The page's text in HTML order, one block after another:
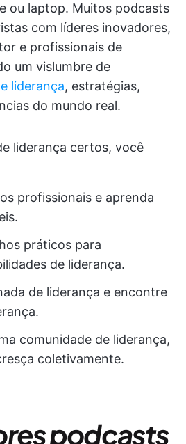
ou laptop. Muitos podcasts
com líderes inovadores,
e profissionais de
um vislumbre de
liderança, estratégias,
do mundo real.
liderança certos, você
profissionais e aprenda
práticos para
de liderança.
de liderança e encontre
comunidade de liderança,
coletivamente.
podcasts